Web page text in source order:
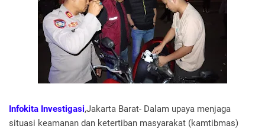
Infokita Investigasi,Jakarta Barat- Dalam upaya menjaga
situasi keamanan dan ketertiban masyarakat (kamtibmas)